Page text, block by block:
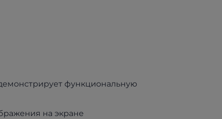
функциональную
на экране